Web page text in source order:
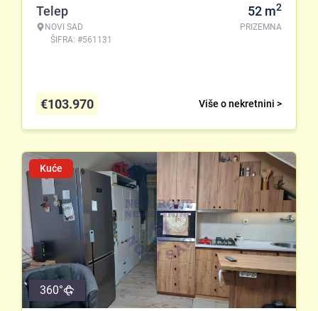
Telep
NOVI SAD
ŠIFRA: #561131
52 m2
PRIZEMNA
Više o nekretnini >
€103.970
Kuće
360°